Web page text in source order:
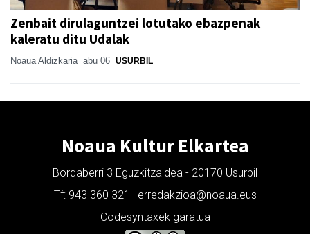
Zenbait dirulaguntzei lotutako ebazpenak
kaleratu ditu Udalak
Noaua Aldizkaria abu 06 USURBIL
Noaua Kultur Elkartea
Bordaberri 3 Eguzkitzaldea - 20170 Usurbil
Tf: 943 360 321 | erredakzioa@noaua.eus
Codesyntaxek garatua